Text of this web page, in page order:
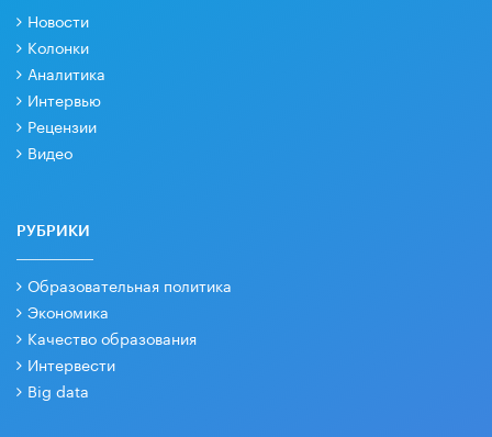
Новости
Колонки
Аналитика
Интервью
Рецензии
Видео
РУБРИКИ
Образовательная политика
Экономика
Качество образования
Интервести
Big data